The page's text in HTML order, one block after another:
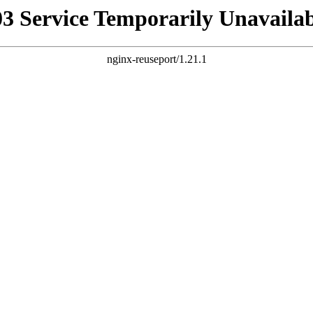
Service Temporarily
nginx-reuseport/1.21.1